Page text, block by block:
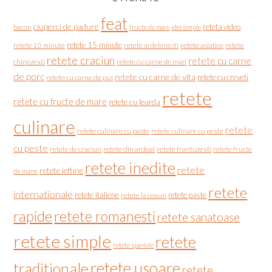
bacon ciuperci de padure feat fructe de mare idei simple reteta video
retete 10 minute retete 15 minute retete ardelenesti retete asiatice retete
chinezesti retete craciun retete cu carne de miel retete cu carne
de porc retete cu carne de pui retete cu carne de vita retete cu creveti
retete cu fructe de mare retete cu leurda retete
culinare retete culinare cu paste retete culinare cu peste retete
cu peste retete de craciun retete din ardeal retete frantuzesti retete fructe
de mare retete ieftine retete inedite retete
internationale retete italiene retete la ceaun retete paste retete
rapideretete romanesti retete sanatoase
retete simple retete spaniole retete